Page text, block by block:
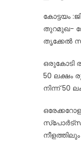
കോട്ടയം
തുറമുഖ-
തൃക്കേൽ
ഒരുകോടി
50 ലക്ഷം
നിന്ന് 50
സ്പോർട്സ്